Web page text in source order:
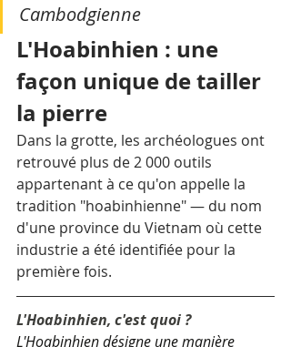
Cambodgienne
L'Hoabinhien : une
façon unique de tailler
la pierre
Dans la grotte, les archéologues ont
retrouvé plus de 2 000 outils
appartenant à ce qu'on appelle la
tradition "hoabinhienne" — du nom
d'une province du Vietnam où cette
industrie a été identifiée pour la
première fois.
L'Hoabinhien, c'est quoi ?
L'Hoabinhien désigne une manière